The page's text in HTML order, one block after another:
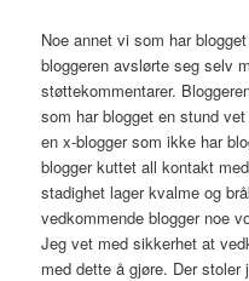
Noe annet vi som har
bloggeren avslørte seg selv
støttekommentarer.
som har blogget en stund
en x-blogger som ikke har
blogger kuttet all kontakt
stadighet lager kvalme og
vedkommende blogger noe
Jeg vet med sikkerhet at
med dette å gjøre. Der stoler